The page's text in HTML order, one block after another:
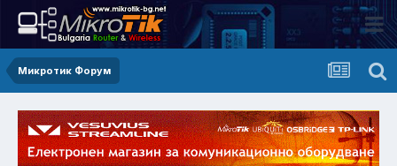
Микротик Форум